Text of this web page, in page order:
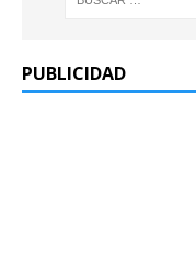
PUBLICIDAD